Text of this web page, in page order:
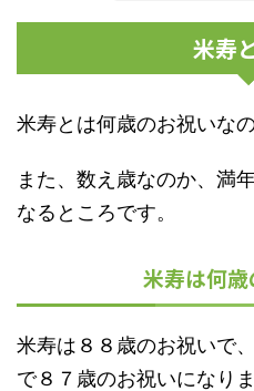
米寿
米寿とは何歳のお祝いな
また、数え歳なのか、満
なるところです。
米寿は何歳
米寿は８８歳のお祝いで
で８７歳のお祝いになりま